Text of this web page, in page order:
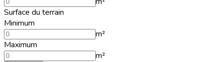
Surface du terrain
Minimum
m²
Maximum
m²